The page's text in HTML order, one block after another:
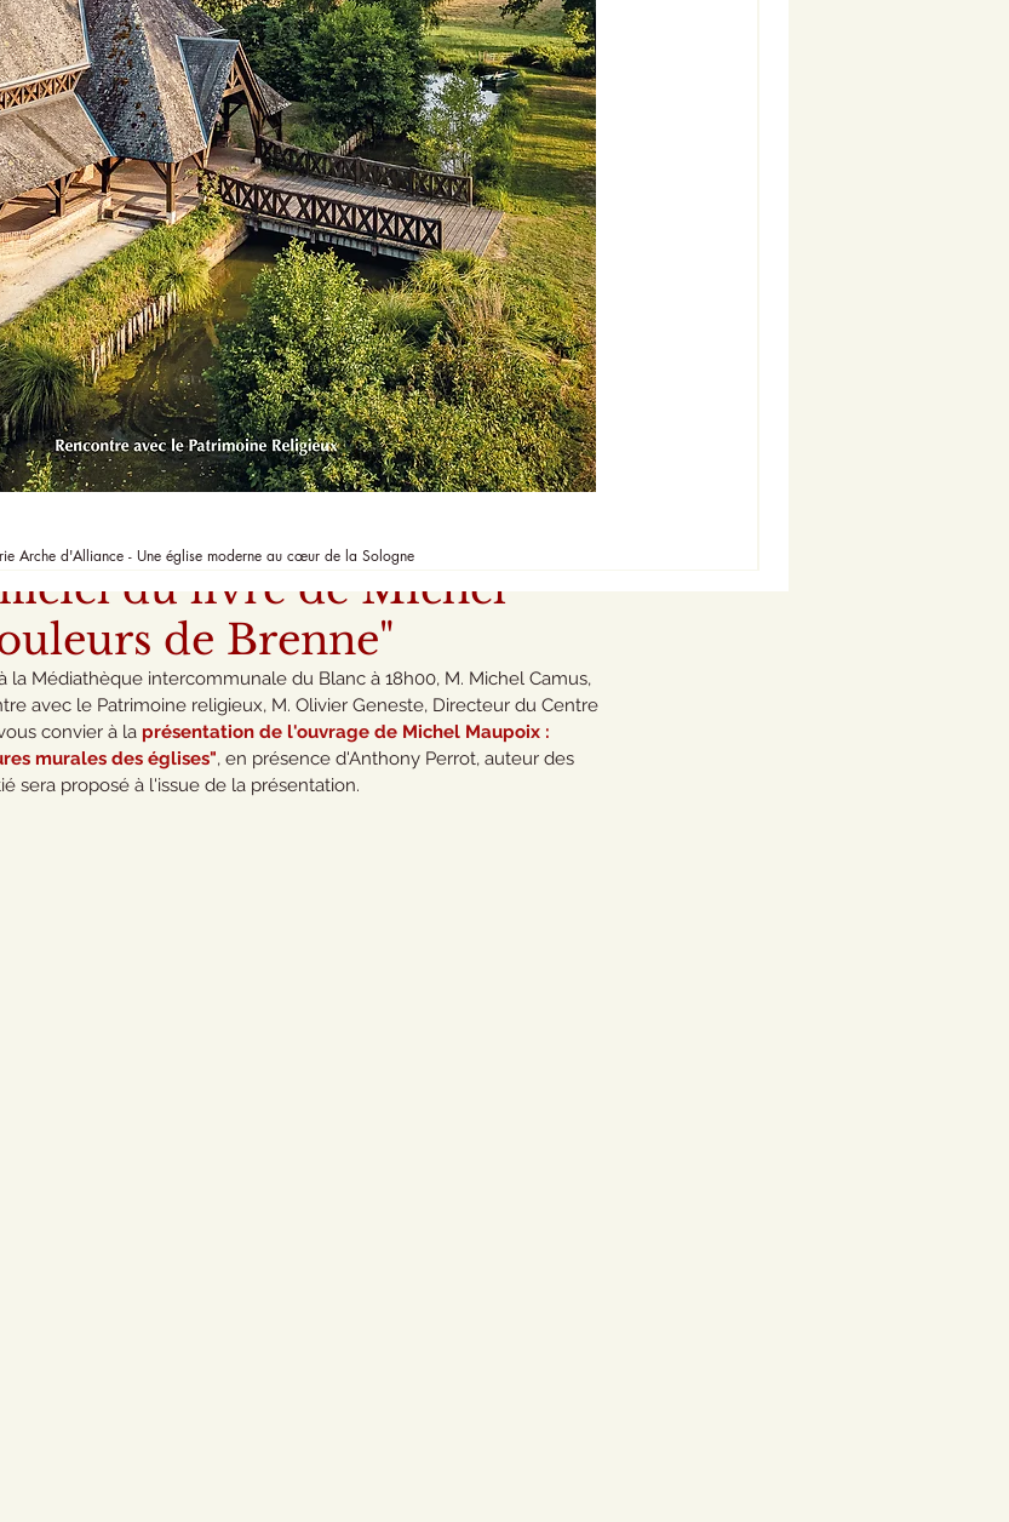
du livre de Michel
de Brenne"
la Médiathèque intercommunale du Blanc à 18h00, M. Michel Camus,
avec le Patrimoine religieux, M. Olivier Geneste, Directeur du Centre
convier à la présentation de l'ouvrage de Michel Maupoix :
murales des églises", en présence d'Anthony Perrot, auteur des
sera proposé à l'issue de la présentation.
Arche d'Alliance - Une église moderne au cœur de la Sologne